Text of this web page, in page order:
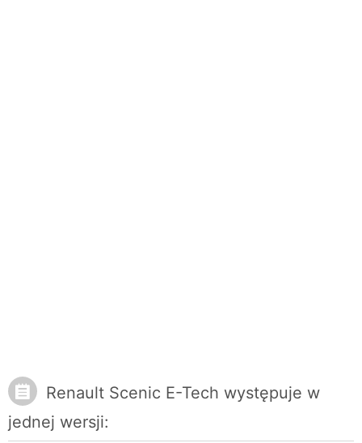
Renault Scenic E-Tech występuje w
jednej wersji: